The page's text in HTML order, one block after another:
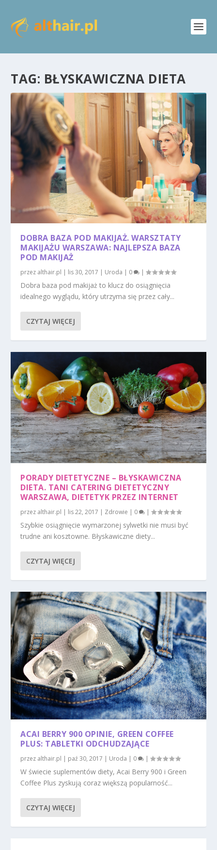
TAG: BŁYSKAWICZNA DIETA
DOBRA BAZA POD MAKIJAŻ. WARSZTATY
MAKIJAŻU WARSZAWA: NAJLEPSZA BAZA
POD MAKIJAŻ
przez althair.pl | lis 30, 2017 | Uroda | 0 |
Dobra baza pod makijaż to klucz do osiągnięcia
idealnego wyglądu, który utrzyma się przez cały...
CZYTAJ WIĘCEJ
PORADY DIETETYCZNE – BŁYSKAWICZNA
DIETA. TANI CATERING DIETETYCZNY
WARSZAWA, DIETETYK PRZEZ INTERNET
przez althair.pl | lis 22, 2017 | Zdrowie | 0 |
Szybkie osiągnięcie wymarzonej sylwetki nie musi być
trudne ani kosztowne. Błyskawiczne diety...
CZYTAJ WIĘCEJ
ACAI BERRY 900 OPINIE, GREEN COFFEE
PLUS: TABLETKI ODCHUDZAJĄCE
przez althair.pl | paź 30, 2017 | Uroda | 0 |
W świecie suplementów diety, Acai Berry 900 i Green
Coffee Plus zyskują coraz większą popularność...
CZYTAJ WIĘCEJ